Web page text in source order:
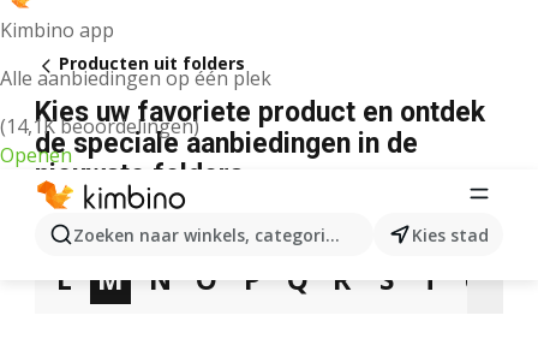
Kimbino app
Alle aanbiedingen op één plek
(14,1K beoordelingen)
Openen
Zoeken naar winkels, categorieën, producten...
Kies stad
Producten uit folders
Kies uw favoriete product en ontdek
de speciale aanbiedingen in de
nieuwste folders
3 5 7 9 A B D E F
L
M N O P Q R S T U